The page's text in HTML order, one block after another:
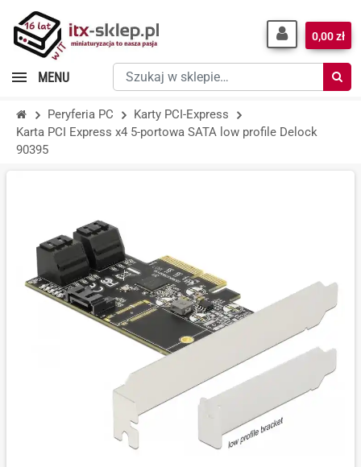
Szukaj
w
sklepie…
0,00 zł
MENU
Peryferia PC
Karty PCI-Express
Karta PCI Express x4 5-portowa SATA low profile Delock
90395